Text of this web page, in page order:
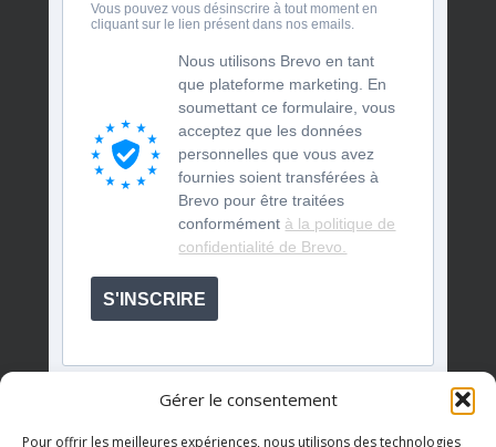
Gérer le consentement
Pour offrir les meilleures expériences, nous utilisons des technologies
Vous pouvez vous désinscrire à tout moment en
cliquant sur le lien présent dans nos emails.
Nous utilisons Brevo en tant
que plateforme marketing. En
soumettant ce formulaire, vous
acceptez que les données
personnelles que vous avez
fournies soient transférées à
Brevo pour être traitées
conformément à la politique de
confidentialité de Brevo.
S'INSCRIRE